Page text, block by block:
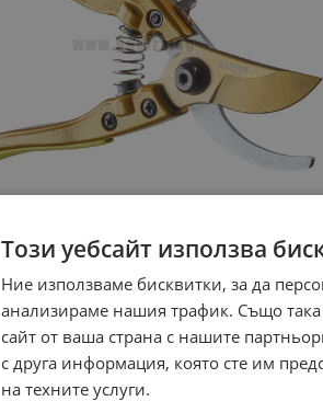
Този уебсайт използва
Ние използваме бисквитки, за да
анализираме нашия трафик. Също
сайт от ваша страна с нашите
с друга информация, която сте им
на техните услуги.